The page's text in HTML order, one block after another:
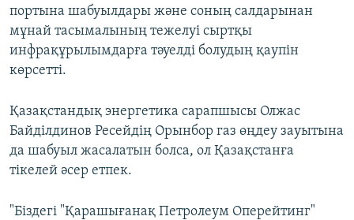
портына шабуылдары және соның салдарынан
мұнай тасымалының тежелуі сыртқы
инфрақұрылымдарға тәуелді болудың қаупін
көрсетті.
Қазақстандық энергетика сарапшысы Олжас
Байділдинов Ресейдің Орынбор газ өңдеу зауытына
да шабуыл жасалатын болса, ол Қазақстанға
тікелей әсер етпек.
"Біздегі "Қарашығанақ Петролеум Оперейтинг"